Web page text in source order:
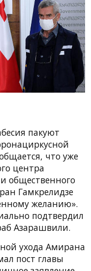
пакуют
что уже
центра
общественного
Гамкрелидзе
желанию».
подтвердил
Азарашвили.
ухода Амирана
пост главы